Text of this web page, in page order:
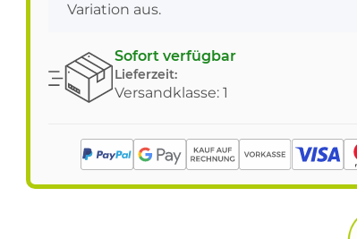
Variation aus.
Sofort verfügbar
Lieferzeit:
Versandklasse: 1